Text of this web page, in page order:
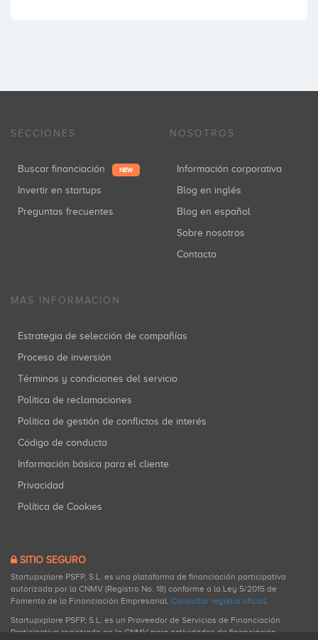
SECCIONES
Buscar financiación NEW
Invertir en startups
Preguntas frecuentes
NOSOTROS
Información corporativa
Blog en inglés
Blog en español
Sobre nosotros
Contacto
MÁS INFORMACIÓN
Estrategia de selección de compañías
Proceso de inversión
Términos y condiciones del servicio
Política de reclamaciones
Política de gestión de conflictos de interés
Código de conducta
Información básica para el cliente
Privacidad
Política de Cookies
SITIO SEGURO
Startupxplore PSFP, S.L. es una plataforma de financiación participativa
autorizada por la CNMV (Registro No. 18) conforme a la Ley 5/2015 de
Fomento de la Financiación Empresarial. Consultar registro oficial.
Startupxplore PSFP, S.L. es un Proveedor de Servicios de Financiación
Participativa registrado en la CNMV para actividades de financiación